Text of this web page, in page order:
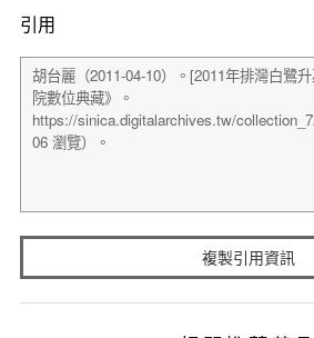
引用
複製引用資訊